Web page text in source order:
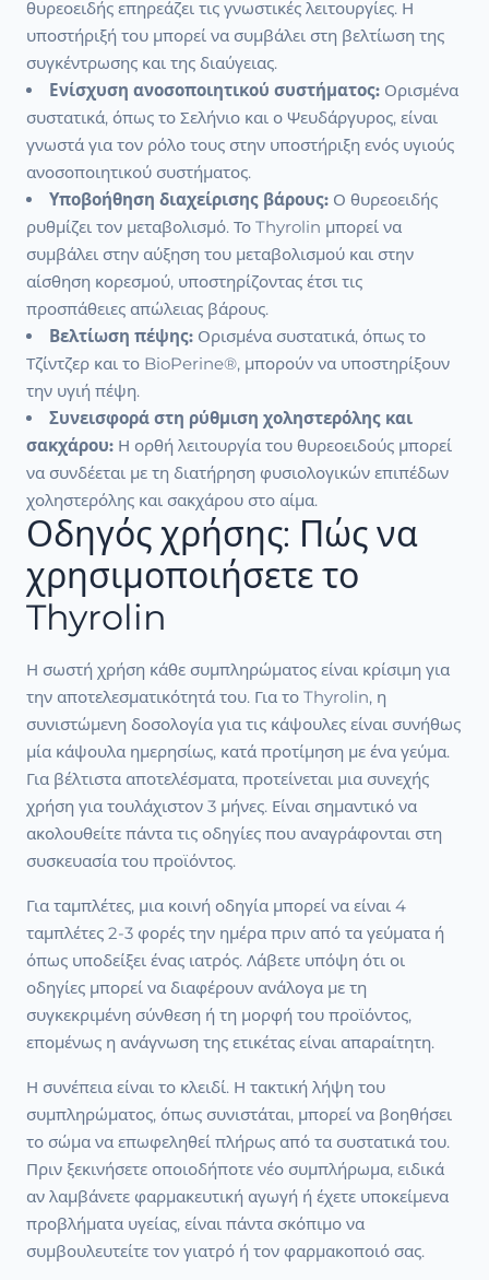
θυρεοειδής επηρεάζει τις γνωστικές λειτουργίες. Η
υποστήριξή του μπορεί να συμβάλει στη βελτίωση της
συγκέντρωσης και της διαύγειας.
Ενίσχυση ανοσοποιητικού συστήματος: Ορισμένα
συστατικά, όπως το Σελήνιο και ο Ψευδάργυρος, είναι
γνωστά για τον ρόλο τους στην υποστήριξη ενός υγιούς
ανοσοποιητικού συστήματος.
Υποβοήθηση διαχείρισης βάρους: Ο θυρεοειδής
ρυθμίζει τον μεταβολισμό. Το Thyrolin μπορεί να
συμβάλει στην αύξηση του μεταβολισμού και στην
αίσθηση κορεσμού, υποστηρίζοντας έτσι τις
προσπάθειες απώλειας βάρους.
Βελτίωση πέψης: Ορισμένα συστατικά, όπως το
Τζίντζερ και το BioPerine®, μπορούν να υποστηρίξουν
την υγιή πέψη.
Συνεισφορά στη ρύθμιση χοληστερόλης και
σακχάρου: Η ορθή λειτουργία του θυρεοειδούς μπορεί
να συνδέεται με τη διατήρηση φυσιολογικών επιπέδων
χοληστερόλης και σακχάρου στο αίμα.
Οδηγός χρήσης: Πώς να
χρησιμοποιήσετε το
Thyrolin
Η σωστή χρήση κάθε συμπληρώματος είναι κρίσιμη για
την αποτελεσματικότητά του. Για το Thyrolin, η
συνιστώμενη δοσολογία για τις κάψουλες είναι συνήθως
μία κάψουλα ημερησίως, κατά προτίμηση με ένα γεύμα.
Για βέλτιστα αποτελέσματα, προτείνεται μια συνεχής
χρήση για τουλάχιστον 3 μήνες. Είναι σημαντικό να
ακολουθείτε πάντα τις οδηγίες που αναγράφονται στη
συσκευασία του προϊόντος.
Για ταμπλέτες, μια κοινή οδηγία μπορεί να είναι 4
ταμπλέτες 2-3 φορές την ημέρα πριν από τα γεύματα ή
όπως υποδείξει ένας ιατρός. Λάβετε υπόψη ότι οι
οδηγίες μπορεί να διαφέρουν ανάλογα με τη
συγκεκριμένη σύνθεση ή τη μορφή του προϊόντος,
επομένως η ανάγνωση της ετικέτας είναι απαραίτητη.
Η συνέπεια είναι το κλειδί. Η τακτική λήψη του
συμπληρώματος, όπως συνιστάται, μπορεί να βοηθήσει
το σώμα να επωφεληθεί πλήρως από τα συστατικά του.
Πριν ξεκινήσετε οποιοδήποτε νέο συμπλήρωμα, ειδικά
αν λαμβάνετε φαρμακευτική αγωγή ή έχετε υποκείμενα
προβλήματα υγείας, είναι πάντα σκόπιμο να
συμβουλευτείτε τον γιατρό ή τον φαρμακοποιό σας.